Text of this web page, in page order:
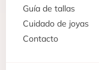
Guía de tallas
Cuidado de joyas
Contacto